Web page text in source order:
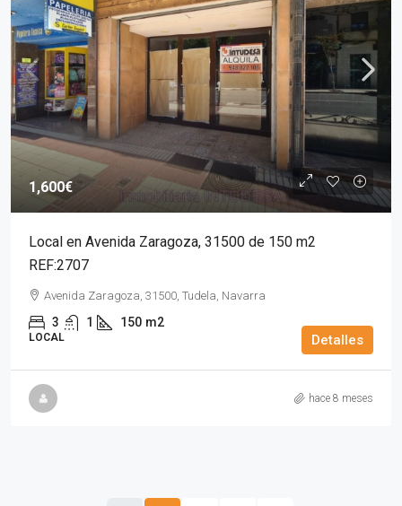
1,600€
Local en Avenida Zaragoza, 31500 de 150 m2
REF:2707
Avenida Zaragoza, 31500, Tudela, Navarra
3 1 150 m2
LOCAL Detalles
hace 8 meses